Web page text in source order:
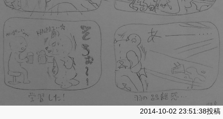
2014-10-02 23:51:38投稿